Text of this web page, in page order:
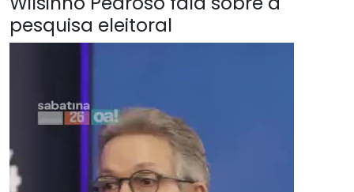
pesquisa eleitoral